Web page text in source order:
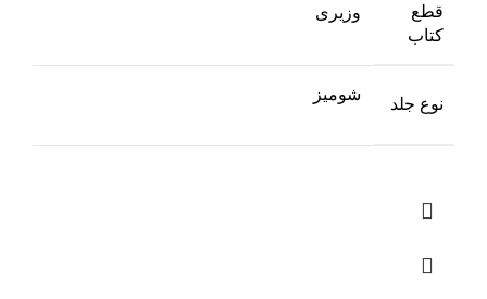
قطع
کتاب
وزیری
نوع جلد
شومیز